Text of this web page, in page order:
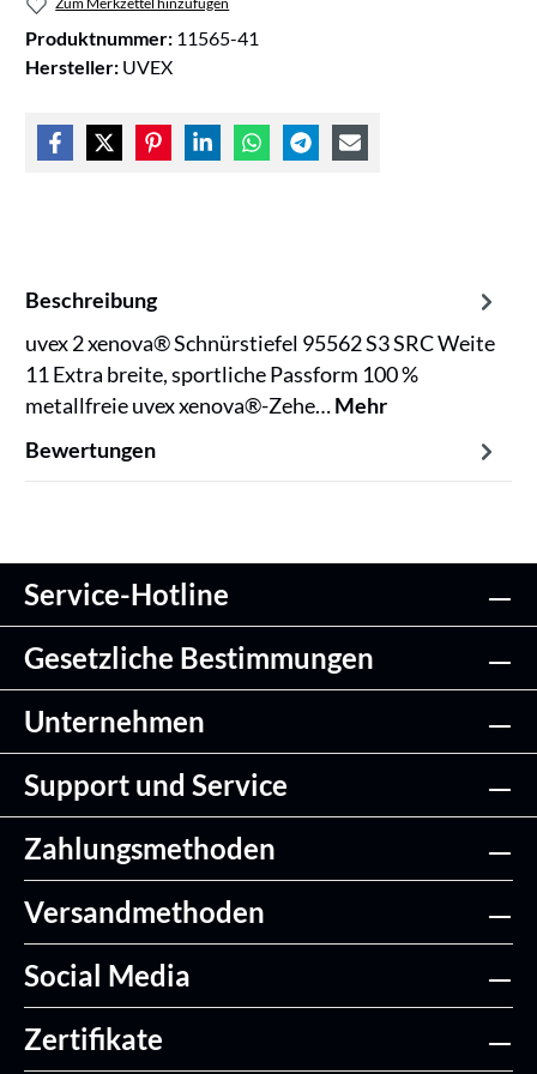
Produktnummer: 11565-41
Hersteller: UVEX
Beschreibung
uvex 2 xenova® Schnürstiefel 95562 S3 SRC Weite
11 Extra breite, sportliche Passform 100 %
metallfreie uvex xenova®-Zehe…Mehr
Bewertungen
Service-Hotline
Gesetzliche Bestimmungen
Unternehmen
Support und Service
Zahlungsmethoden
Versandmethoden
Social Media
Zertifikate